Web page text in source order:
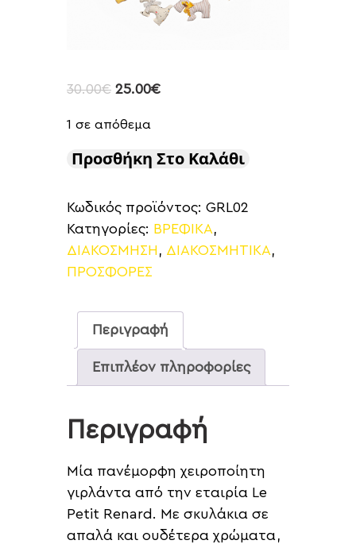
30.00€ 25.00€
1 σε απόθεμα
Προσθήκη Στο Καλάθι
Κωδικός προϊόντος: GRL02
Κατηγορίες: ΒΡΕΦΙΚΑ,
ΔΙΑΚΟΣΜΗΣΗ, ΔΙΑΚΟΣΜΗΤΙΚΑ,
ΠΡΟΣΦΟΡΕΣ
Περιγραφή
Επιπλέον πληροφορίες
Περιγραφή
Μία πανέμορφη χειροποίητη
γιρλάντα από την εταιρία Le
Petit Renard. Με σκυλάκια σε
απαλά και ουδέτερα χρώματα,